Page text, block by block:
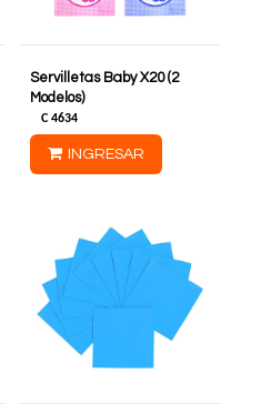
Servilletas Baby X20 (2
Modelos)
C 4634
INGRESAR